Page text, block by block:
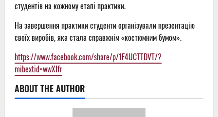
студентів на кожному етапі практики.
На завершення практики студенти організували презентацію
своїх виробів, яка стала справжнім «костюмним бумом».
https://www.facebook.com/share/p/1F4UCTTDVT/?
mibextid=wwXIfr
ABOUT THE AUTHOR